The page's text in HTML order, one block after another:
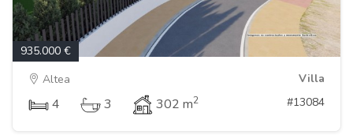
935.000 €
Altea
Villa
4 3 302 m2 #13084